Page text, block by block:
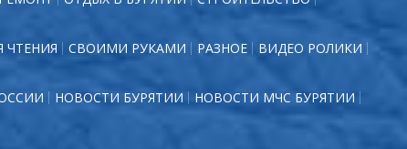
ЧТЕНИЯ СВОИМИ РУКАМИ РАЗНОЕ ВИДЕО РОЛИКИ
НОВОСТИ БУРЯТИИ НОВОСТИ МЧС БУРЯТИИ